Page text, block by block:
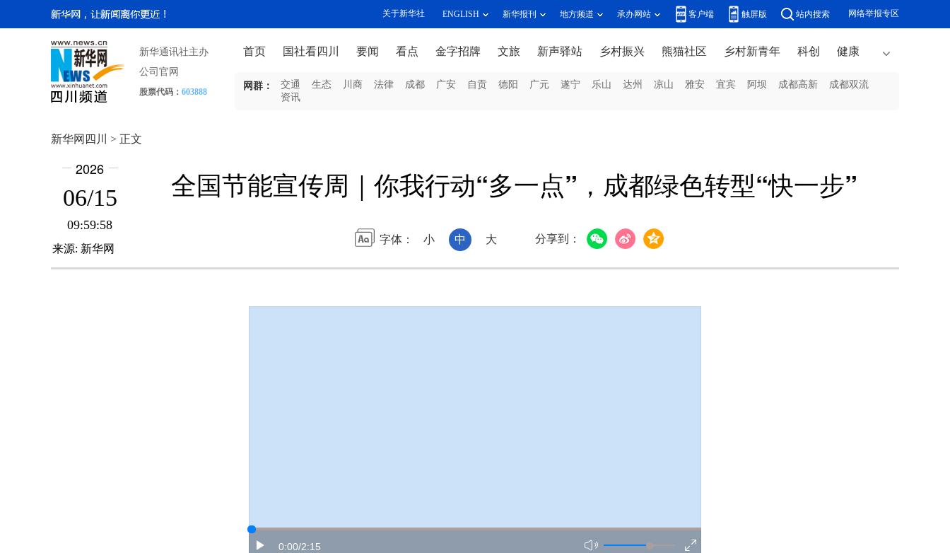
关于新华社 ENGLISH 新华报刊 地方频道 承办网站 客户端 触屏版 站内搜索 网络举报专区
新华通讯社主办
公司官网
股票代码： 603888
首页 国社看四川 要闻 看点 金字招牌 文旅 新声驿站 乡村振兴 熊猫社区 乡村新青年 科创 健康
网群： 交通 生态 川商 法律 成都 广安 自贡 德阳 广元 遂宁 乐山 达州 凉山 雅安 宜宾 阿坝 成都高新
成都双流
资讯
新华网四川 > 正文
2026
06/15
09:59:58
来源: 新华网
全国节能宣传周｜你我行动“多一点”，成都绿色转型“快一步”
字体： 小 中 大 分享到：
0:00/2:15